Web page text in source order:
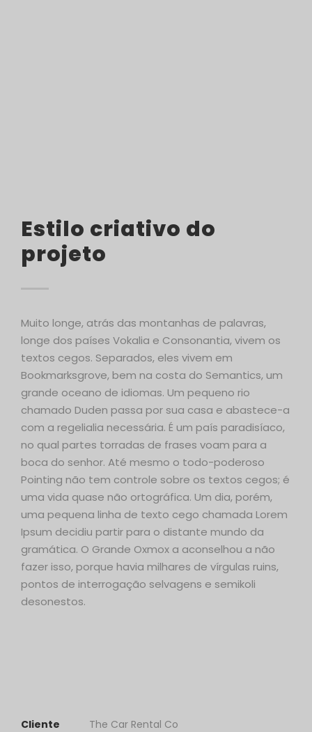
Estilo criativo do
projeto
Muito longe, atrás das montanhas de palavras,
longe dos países Vokalia e Consonantia, vivem os
textos cegos. Separados, eles vivem em
Bookmarksgrove, bem na costa do Semantics, um
grande oceano de idiomas. Um pequeno rio
chamado Duden passa por sua casa e abastece-a
com a regelialia necessária. É um país paradisíaco,
no qual partes torradas de frases voam para a
boca do senhor. Até mesmo o todo-poderoso
Pointing não tem controle sobre os textos cegos; é
uma vida quase não ortográfica. Um dia, porém,
uma pequena linha de texto cego chamada Lorem
Ipsum decidiu partir para o distante mundo da
gramática. O Grande Oxmox a aconselhou a não
fazer isso, porque havia milhares de vírgulas ruins,
pontos de interrogação selvagens e semikoli
desonestos.
Cliente
The Car Rental Co